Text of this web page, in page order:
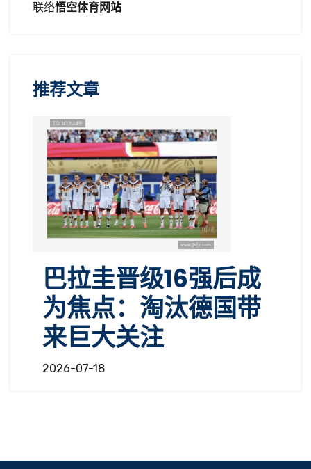
联络悟空体育网站
推荐文章
巴拉圭晋级16强后成
为焦点：淘汰德国带
来巨大关注
2026-07-18